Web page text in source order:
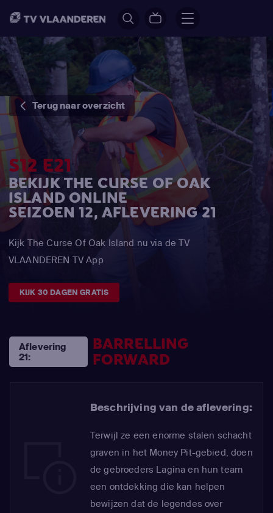
Terug naar overzicht
S12 E21
BEKIJK THE CURSE OF OAK
ISLAND ONLINE
SEIZOEN 12, AFLEVERING 21
Kijk The Curse Of Oak Island nu via de TV
VLAANDEREN TV App
KIJK 30 DAGEN GRATIS
Aflevering
21:
BARRELLING
FORWARD
Beschrijving van de aflevering:
Terwijl ze een enorme stalen schacht
graven in het Money Pit-gebied, doen
de gebroeders Lagina en hun team
een ontdekking die kan helpen
bewijzen dat de legendes over